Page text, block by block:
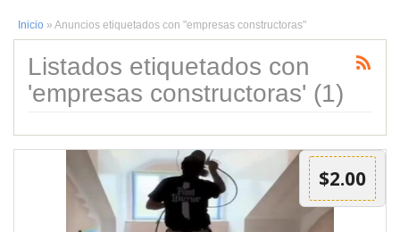
Inicio » Anuncios etiquetados con "empresas constructoras"
Listados etiquetados con
'empresas constructoras' (1)
$2.00